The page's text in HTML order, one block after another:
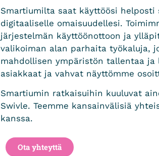
Smartiumilta saat käyttöösi
digitaaliselle omaisuudellesi.
järjestelmän käyttöönottoon ja
valikoiman alan parhaita työkaluja,
mahdollisen ympäristön tallentaa
asiakkaat ja vahvat näyttömme
Smartiumin ratkaisuihin kuuluvat
Swivle. Teemme kansainvälisiä
kanssa.
Ota yhteyttä